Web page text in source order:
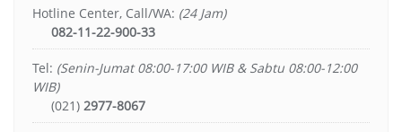
Hotline Center, Call/WA: (24 Jam)
082-11-22-900-33
Tel: (Senin-Jumat 08:00-17:00 WIB & Sabtu 08:00-12:00
WIB)
(021) 2977-8067